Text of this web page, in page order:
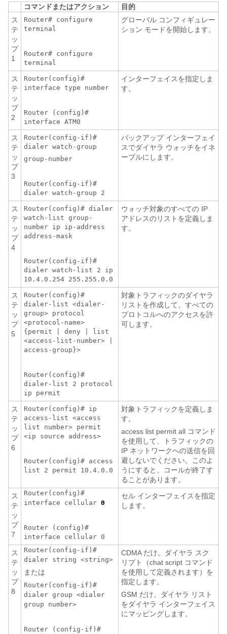
コマンドまたはアクション
目的
ス
テ
ッ
プ
1
Router# configure
terminal
Router# configure
terminal
グローバル コンフィギュレー
ション モードを開始します。
ス
テ
ッ
プ
2
Router(config)#
interface type number
Router (config)#
interface ATM0
インターフェイスを指定しま
す。
ス
テ
ッ
プ
3
Router(config-if)#
dialer watch-group
group-number
Router(config-if)#
dialer watch-group 2
バックアップ インターフェイ
スでダイヤラ ウォッチをイネ
ーブルにします。
ス
テ
ッ
プ
4
Router(config)# dialer
watch-list group-
number ip ip-address
address-mask
Router(config-if)#
dialer watch-list 2 ip
10.4.0.254 255.255.0.0
ウォッチ対象のすべての IP
アドレスのリストを定義しま
す。
ス
テ
ッ
プ
5
Router(config)#
dialer-list <dialer-
group> protocol
<protocol-name>
{permit | deny | list
<access-list-number> |
access-group}>
Router(config)#
dialer-list 2 protocol
ip permit
対象トラフィックのダイヤラ
リストを作成して、すべての
プロトコルへのアクセスを許
可します。
ス
テ
ッ
プ
6
Router(config)# ip
access-list <access
list number> permit
<ip source address>
Router(config)# access
list 2 permit 10.4.0.0
対象トラフィックを定義しま
す。
access list permit all コマンド
を使用して、トラフィックの
IP ネットワークへの送信を回
避しないでください。このよ
うにすると、コールが終了す
ることがあります。
ス
テ
ッ
プ
7
Router(config)#
interface cellular 0
Router (config)#
interface cellular 0
セル インターフェイスを指定
します。
ス
テ
ッ
プ
8
Router(config-if)#
dialer string <string>
または
Router(config-if)#
dialer group <dialer
group number>
Router (config-if)#
CDMA だけ。ダイヤラ スク
リプト（chat script コマンド
を使用して定義されます）を
指定します。
GSM だけ。ダイヤラ リスト
をダイヤラ インターフェイス
にマッピングします。